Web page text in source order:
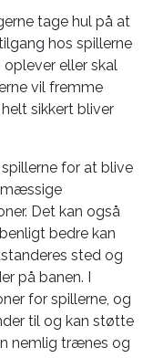
tage hul på at
hos spillerne
oplever eller skal
vil fremme
sikkert bliver
for at blive
Det kan også
bedre kan
sted og
på banen. I
for spillerne, og
til og kan støtte
nemlig trænes og